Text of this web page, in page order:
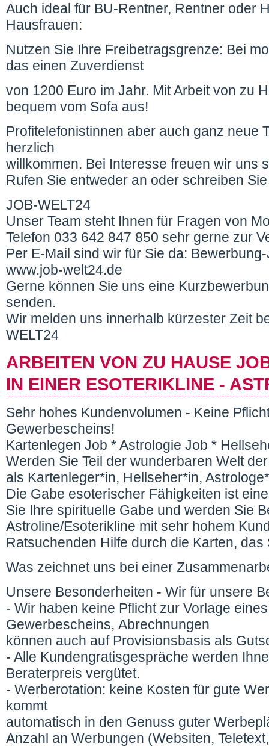
Auch ideal für BU-Rentner, Rentner oder
Hausfrauen:
Nutzen Sie Ihre Freibetragsgrenze: Bei
das einen Zuverdienst
von 1200 Euro im Jahr. Mit Arbeit von zu
bequem vom Sofa aus!
Profitelefonistinnen aber auch ganz neue
herzlich
willkommen. Bei Interesse freuen wir uns
Rufen Sie entweder an oder schreiben
JOB-WELT24
Unser Team steht Ihnen für Fragen von
Telefon 033 642 847 850 sehr gerne zur
Per E-Mail sind wir für Sie da:
www.job-welt24.de
Gerne können Sie uns eine
senden.
Wir melden uns innerhalb kürzester Zeit
WELT24
ARBEITEN VON ZU HAUSE
IN EINER ESOTERIKLINE -
Sehr hohes Kundenvolumen - Keine
Gewerbescheins!
Kartenlegen Job * Astrologie Job *
Werden Sie Teil der wunderbaren Welt
als Kartenleger*in, Hellseher*in,
Die Gabe esoterischer Fähigkeiten ist
Sie Ihre spirituelle Gabe und werden Sie
Astroline/Esoterikline mit sehr hohem
Ratsuchenden Hilfe durch die Karten,
Was zeichnet uns bei einer
Unsere Besonderheiten - Wir für unsere
- Wir haben keine Pflicht zur Vorlage eines
Gewerbescheins, Abrechnungen
können auch auf Provisionsbasis als
- Alle Kundengratisgespräche werden
Beraterpreis vergütet.
- Werberotation: keine Kosten für gute
kommt
automatisch in den Genuss guter
Anzahl an Werbungen (Websiten,